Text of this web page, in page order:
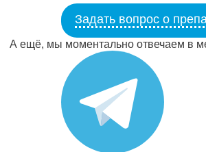
Задать вопрос о
А ещё, мы моментально отвечаем в